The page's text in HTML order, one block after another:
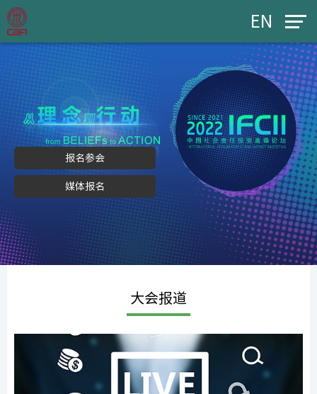
EN
报名参会
媒体报名
大会报道